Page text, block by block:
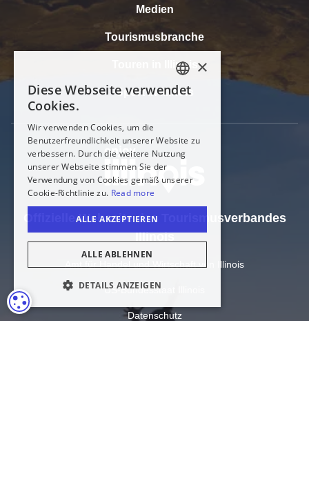
Medien
Tourismusbranche
Touren in Illinois
Sport in Illinois
Offizielle Webseite des Tourismusverbandes
Illinois
Amt für Handel und Wirtschaft von Illinois
US-Bundesstaat Illinois
Datenschutz
COOKIE-EINSTELLUNGEN